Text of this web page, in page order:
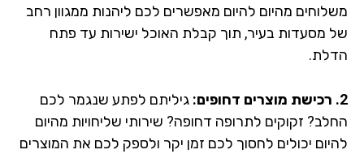
מהיום להיום מאפשרים לכם ליהנות ממגוון רחב
מסעדות בעיר, תוך קבלת האוכל ישירות עד פתח
גיליתם לפתע שנגמר לכם
זקוקים לתרופה דחופה? שירותי שליחויות מהיום
יכולים לחסוך לכם זמן יקר ולספק לכם את המוצרים